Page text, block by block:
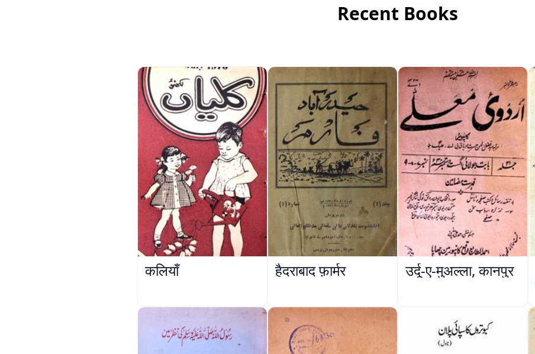
Recent Books
कलियाँ हैदराबाद फ़ार्मर उर्दू-ए-मुअल्ला, कानपुर